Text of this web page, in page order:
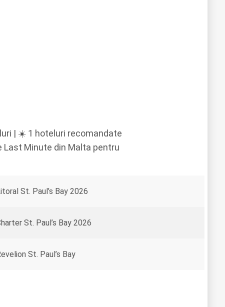
| ☀️ 1 hoteluri recomandate
Last Minute din Malta pentru
St. Paul’s Bay 2026
St. Paul’s Bay 2026
St. Paul’s Bay